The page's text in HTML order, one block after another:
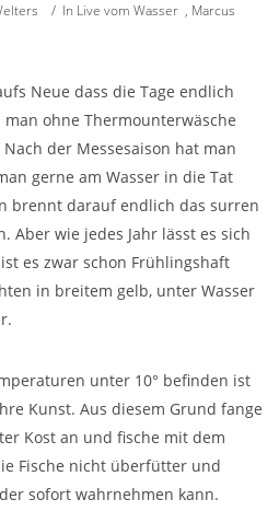
/ In Live vom Wasser , Marcus
Neue dass die Tage endlich
ohne Thermounterwäsche
der Messesaison hat man
gerne am Wasser in die Tat
brennt darauf endlich das surren
Aber wie jedes Jahr lässt es sich
es zwar schon Frühlingshaft
in breitem gelb, unter Wasser
unter 10° befinden ist
Kunst. Aus diesem Grund fange
Kost an und fische mit dem
Fische nicht überfütter und
sofort wahrnehmen kann.